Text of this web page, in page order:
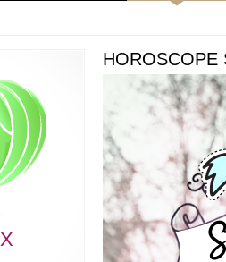
HOROSCOPE